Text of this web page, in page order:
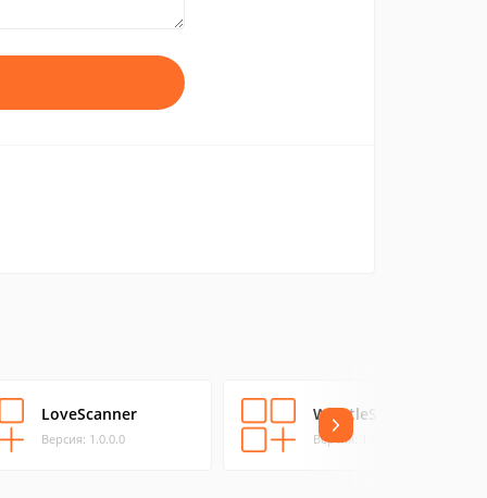
LoveScanner
Версия: 1.0.0.0
WhistleSounds
Версия: 1.0.0.0